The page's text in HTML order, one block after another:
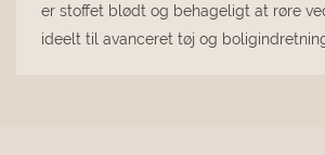
er stoffet blødt og behageligt at røre
ideelt til avanceret tøj og